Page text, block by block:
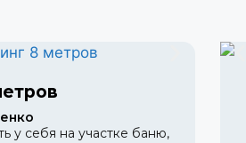
у себя на участке баню,